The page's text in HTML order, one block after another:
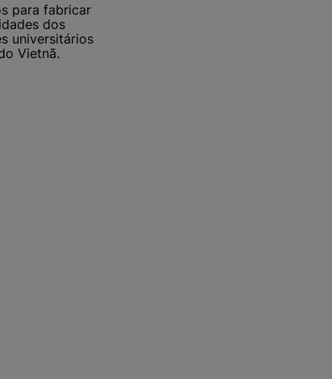
para fabricar
dos
universitários
Vietnã.